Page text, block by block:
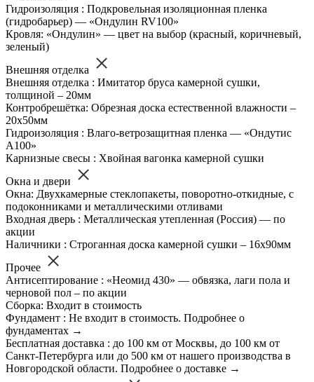
Гидроизоляция : Подкровельная изоляционная пленка
(гидробарьер) — «Ондулин RV100»
Кровля: «Ондулин» — цвет на выбор (красный, коричневый,
зеленый)
Внешняя отделка
Внешняя отделка : Имитатор бруса камерной сушки,
толщиной – 20мм
Контробрешётка: Обрезная доска естественной влажности –
20х50мм
Гидроизоляция : Влаго-ветрозащитная пленка — «Ондутис
А100»
Карнизные свесы : Хвойная вагонка камерной сушки
Окна и двери
Окна: Двухкамерные стеклопакеты, поворотно-откидные, с
подоконниками и металлическими отливами
Входная дверь : Металлическая утепленная (Россия) — по
акции
Наличники : Строганная доска камерной сушки – 16х90мм
Прочее
Антисептирование : «Неомид 430» — обвязка, лаги пола и
черновой пол – по акции
Сборка: Входит в стоимость
Фундамент : Не входит в стоимость. Подробнее о
фундаментах →
Бесплатная доставка : до 100 км от Москвы, до 100 км от
Санкт-Петербурга или до 500 км от нашего производства в
Новгородской области. Подробнее о доставке →